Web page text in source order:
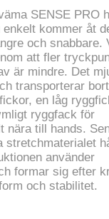
SENSE PRO
kommer åt
och snabbare.
att fler
är mindre. Det
transporterar
en låg
ryggfack för
nära till hands.
stretchmaterialet
använder
formar sig efter
och stabilitet.